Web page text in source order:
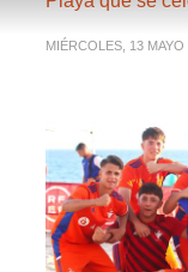
MIÉRCOLES, 13 MAYO